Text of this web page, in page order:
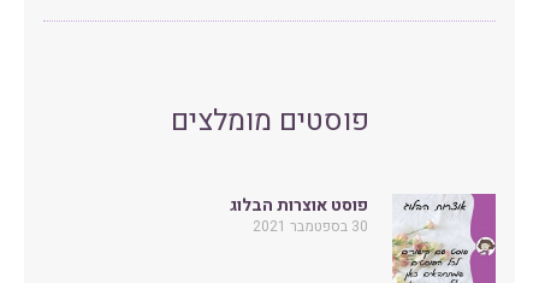
פוסטים מומלצים
פוסט אוצרות הבלוג
30 בספטמבר 2021